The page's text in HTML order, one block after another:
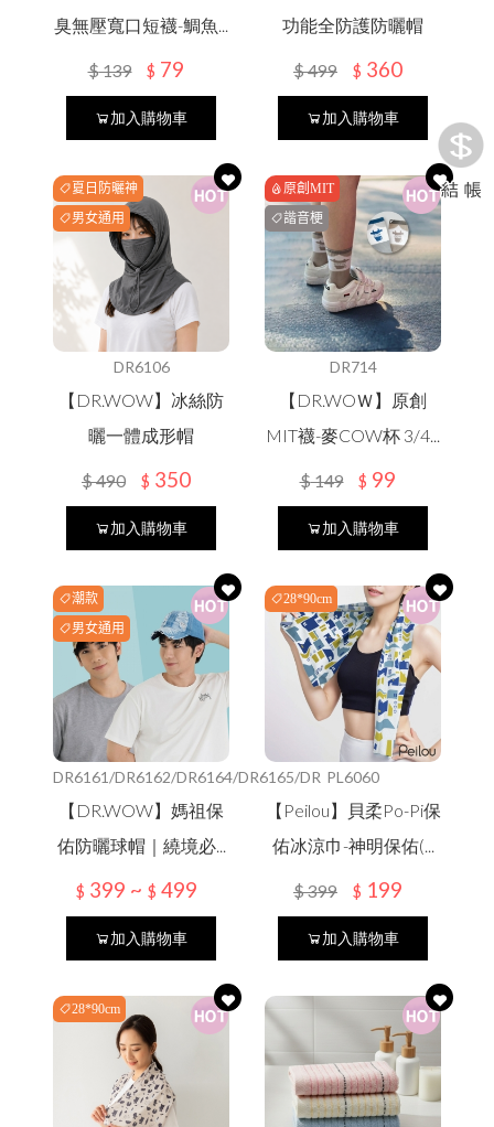
臭無壓寬口短襪-鯛魚...
$139 $ 79
加入購物車
功能全防護防曬帽
$499 $ 360
加入購物車
夏日防曬神
器男女通用
DR6106
【DR.WOW】冰絲防
曬一體成形帽
$490 $ 350
加入購物車
原創MIT
諧音梗
DR714
【DR.WOＷ】原創
MIT襪-麥COW杯 3/4...
$149 $ 99
加入購物車
潮款
男女通用
DR6161/DR6162/DR6164/DR6165/DR
【DR.WOW】媽祖保
佑防曬球帽｜繞境必...
$ 399 ~ $ 499
加入購物車
28*90cm
PL6060
【Peilou】貝柔Po-Pi保
佑冰涼巾-神明保佑(...
$399 $ 199
加入購物車
28*90cm